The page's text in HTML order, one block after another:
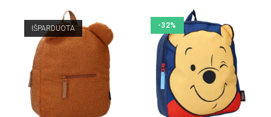
IŠPARDUOTA -32%